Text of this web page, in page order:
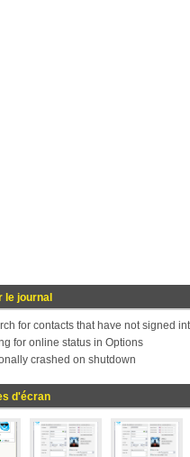
le journal
for contacts that have not signed
for online status in Options
crashed on shutdown
d'écran